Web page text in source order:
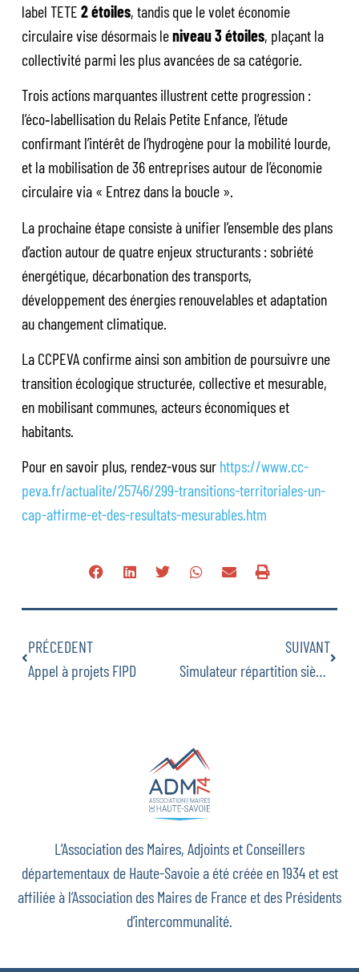
label TETE 2 étoiles, tandis que le volet économie
circulaire vise désormais leniveau 3 étoiles, plaçant la
collectivité parmi les plus avancées de sa catégorie.
Trois actions marquantes illustrent cette progression :
l’éco‑labellisation du Relais Petite Enfance, l’étude
confirmant l’intérêt de l’hydrogène pour la mobilité lourde,
et la mobilisation de 36 entreprises autour de l’économie
circulaire via « Entrez dans la boucle ».
La prochaine étape consiste à unifier l’ensemble des plans
d’action autour de quatre enjeux structurants : sobriété
énergétique, décarbonation des transports,
développement des énergies renouvelables et adaptation
au changement climatique.
La CCPEVA confirme ainsi son ambition de poursuivre une
transition écologique structurée, collective et mesurable,
en mobilisant communes, acteurs économiques et
habitants.
Pour en savoir plus, rendez-vous sur https://www.cc-
peva.fr/actualite/25746/299-transitions-territoriales-un-
cap-affirme-et-des-resultats-mesurables.htm
PRÉCEDENT
Appel à projets FIPD
SUIVANT
Simulateur répartition sièges
L’Association des Maires, Adjoints et Conseillers
départementaux de Haute-Savoie a été créée en 1934 et est
affiliée à l’Association des Maires de France et des Présidents
d’intercommunalité.